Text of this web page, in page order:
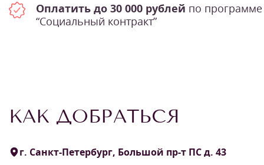
Оплатить до 30 000 рублей по программе
“Социальный контракт”
КАК ДОБРАТЬСЯ
г. Санкт-Петербург, Большой пр-т ПС д. 43